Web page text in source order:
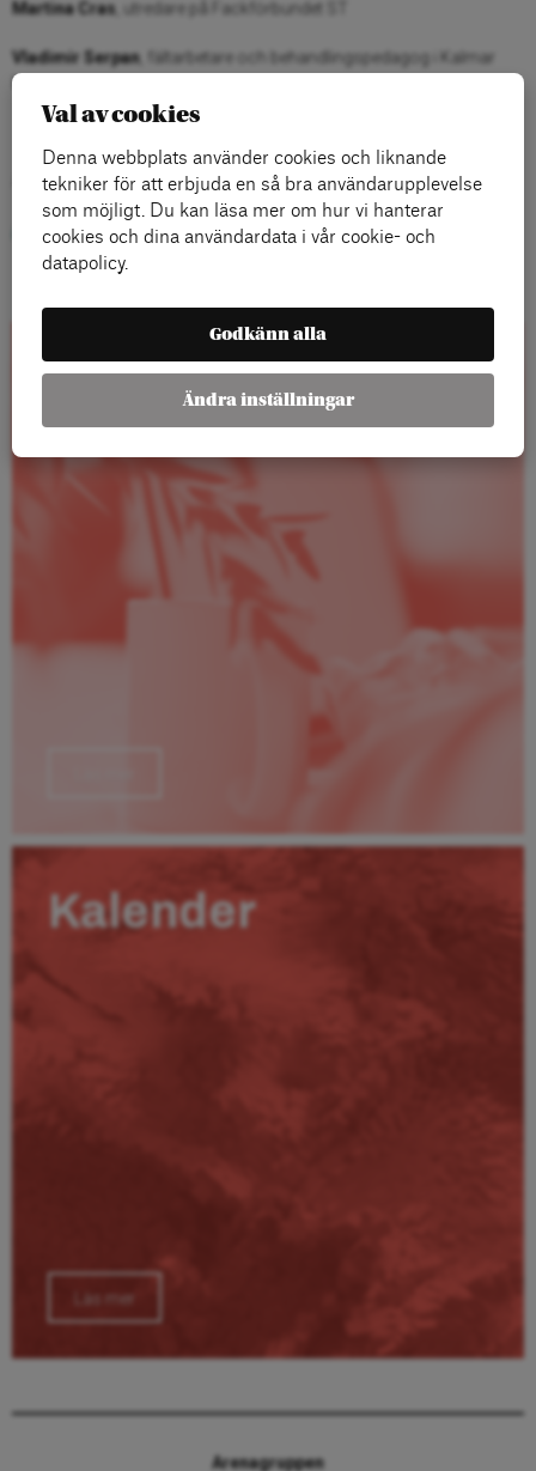
Martina Cras , utredare på Fackförbundet ST
Vladimir Serpan , fältarbetare och behandlingspedagog i Kalmar
kommun.
Fler medverkande tillkommer.
Anmäl dig här
Rapporter
Kalender
Läs mer
Arenagruppen
Val av cookies
Denna webbplats använder cookies och liknande
tekniker för att erbjuda en så bra användarupplevelse
som möjligt. Du kan läsa mer om hur vi hanterar
cookies och dina användardata i vår cookie- och
datapolicy.
Godkänn alla
Ändra inställningar